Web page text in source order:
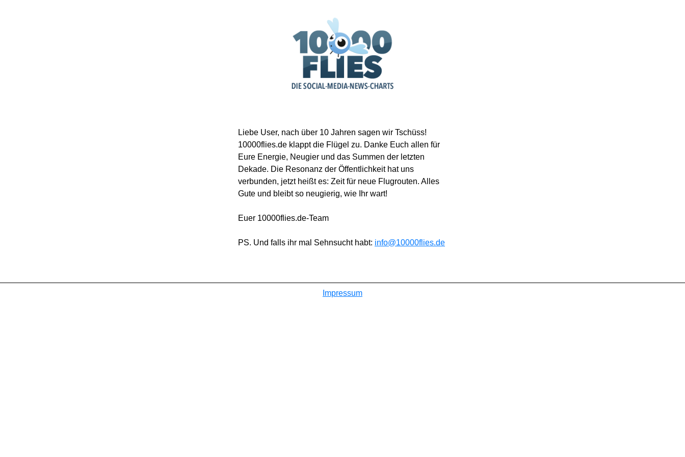
Liebe User, nach über 10 Jahren sagen wir Tschüss!
10000flies.de klappt die Flügel zu. Danke Euch allen für
Eure Energie, Neugier und das Summen der letzten
Dekade. Die Resonanz der Öffentlichkeit hat uns
verbunden, jetzt heißt es: Zeit für neue Flugrouten. Alles
Gute und bleibt so neugierig, wie Ihr wart!
Euer 10000flies.de-Team
PS. Und falls ihr mal Sehnsucht habt: info@10000flies.de
Impressum